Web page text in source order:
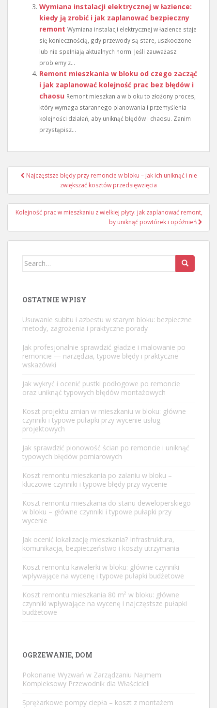
Wymiana instalacji elektrycznej w łazience:
kiedy ją zrobić i jak zaplanować bezpieczny
remont Wymiana instalacji elektrycznej w łazience staje
się koniecznością, gdy przewody są stare, uszkodzone
lub nie spełniają aktualnych norm. Jeśli zauważasz
problemy z...
Remont mieszkania w bloku od czego zacząć
i jak zaplanować kolejność prac bez błędów i
chaosu Remont mieszkania w bloku to złożony proces,
który wymaga starannego planowania i przemyślenia
kolejności działań, aby uniknąć błędów i chaosu. Zanim
przystąpisz...
Nawigacja
Najczęstsze błędy przy remoncie w bloku – jak ich uniknąć i nie
zwiększać kosztów przedsięwzięcia
Kolejność prac w mieszkaniu z wielkiej płyty: jak zaplanować remont,
by uniknąć powtórek i opóźnień
Search
OSTATNIE WPISY
Usuwanie subitu i azbestu w starym bloku: bezpieczne
metody, zagrożenia i praktyczne porady
Jak profesjonalnie sprawdzić gładzie i malowanie po
remoncie — narzędzia, typowe błędy i praktyczne
wskazówki
Jak wykryć i ocenić pustki podłogowe po remoncie
oraz uniknąć typowych błędów montażowych
Koszt projektu zmian w mieszkaniu w bloku: główne
czynniki i typowe pułapki przy wycenie usług
projektowych
Jak sprawdzić pionowość ścian po remoncie i uniknąć
typowych błędów pomiarowych
Koszt remontu mieszkania po zalaniu w bloku –
kluczowe czynniki i typowe błędy przy wycenie
Koszt remontu mieszkania do stanu deweloperskiego
w bloku – główne czynniki i typowe pułapki przy
wycenie
Jak ocenić lokalizację mieszkania? Infrastruktura,
komunikacja, bezpieczeństwo i koszty utrzymania
Koszt remontu kawalerki w bloku: główne czynniki
wpływające na wycenę i typowe pułapki budżetowe
Koszt remontu mieszkania 80 m² w bloku: główne
czynniki wpływające na wycenę i najczęstsze pułapki
budżetowe
OGRZEWANIE, DOM
Pokonanie Wyzwań w Zarządzaniu Najmem:
Kompleksowy Przewodnik dla Właścicieli
Sprężarkowe pompy ciepła – koszt z montażem